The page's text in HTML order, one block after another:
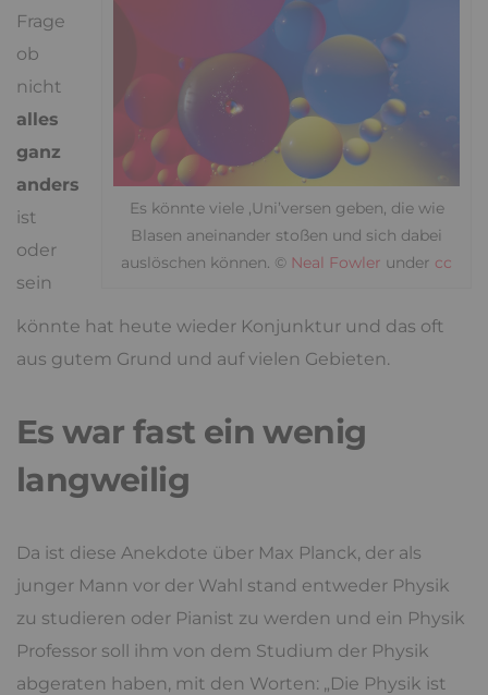
Es könnte viele ‚Uni’versen geben, die wie
Blasen aneinander stoßen und sich dabei
auslöschen können. © Neal Fowler under cc
Frage
ob
nicht
alles
ganz
anders
ist
oder
sein
könnte hat heute wieder Konjunktur und das oft
aus gutem Grund und auf vielen Gebieten.
Es war fast ein wenig
langweilig
Da ist diese Anekdote über Max Planck, der als
junger Mann vor der Wahl stand entweder Physik
zu studieren oder Pianist zu werden und ein Physik
Professor soll ihm von dem Studium der Physik
abgeraten haben, mit den Worten: „Die Physik ist